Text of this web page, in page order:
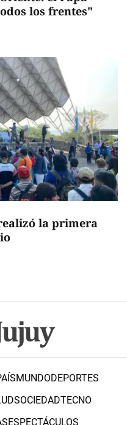
los frentes"
la primera
MUNDODEPORTES
SOCIEDADTECNO
ESPECTÁCULOS